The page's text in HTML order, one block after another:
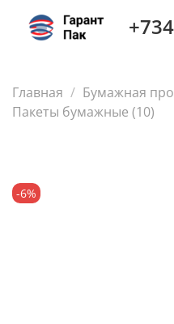
Главная
Бумажная
Пакеты бумажные (10)
-6%